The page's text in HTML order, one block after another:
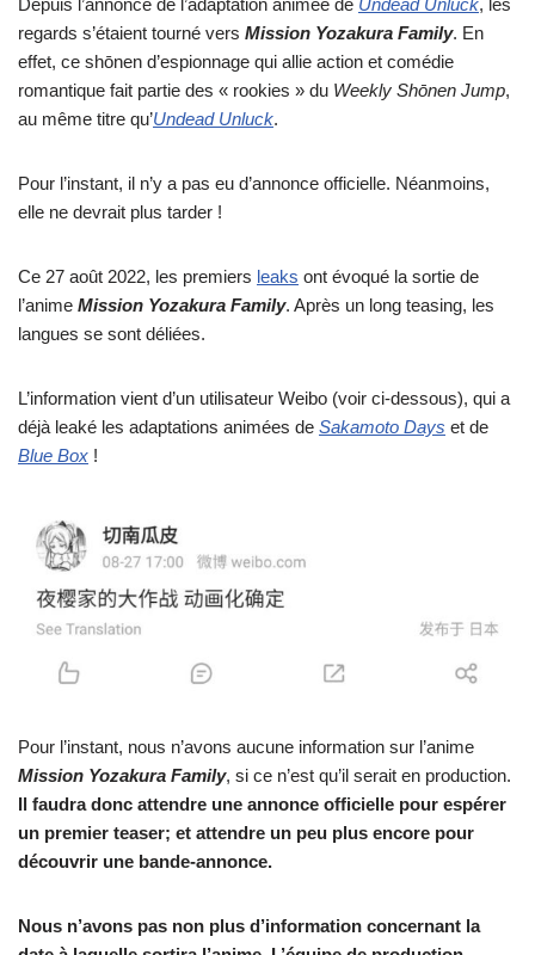
regards s’étaient tourné vers Mission Yozakura Family. En
effet, ce shōnen d’espionnage qui allie action et comédie
romantique fait partie des « rookies » du Weekly Shōnen Jump,
au même titre qu’Undead Unluck.
Pour l’instant, il n’y a pas eu d’annonce officielle. Néanmoins,
elle ne devrait plus tarder !
Ce 27 août 2022, les premiers leaks ont évoqué la sortie de
l’anime Mission Yozakura Family. Après un long teasing, les
langues se sont déliées.
L’information vient d’un utilisateur Weibo (voir ci-dessous), qui a
déjà leaké les adaptations animées de Sakamoto Days et de
Blue Box !
Pour l’instant, nous n’avons aucune information sur l’anime
Mission Yozakura Family, si ce n’est qu’il serait en production.
Il faudra donc attendre une annonce officielle pour espérer
un premier teaser; et attendre un peu plus encore pour
découvrir une bande-annonce.
Nous n’avons pas non plus d’information concernant la